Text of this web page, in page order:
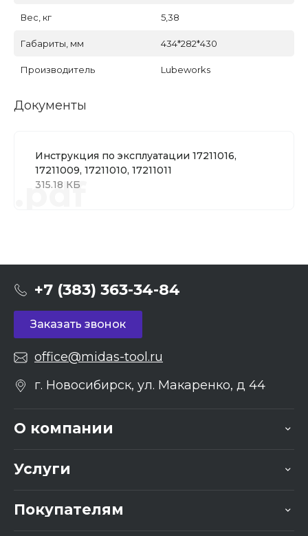
Вес, кг 5,38
Габариты, мм 434*282*430
Производитель Lubeworks
Документы
Инструкция по эксплуатации 17211016,
17211009, 17211010, 17211011
315.18 КБ
.pdf
+7 (383) 363-34-84
Заказать звонок
office@midas-tool.ru
г. Новосибирск, ул. Макаренко, д 44
О компании
Услуги
Покупателям